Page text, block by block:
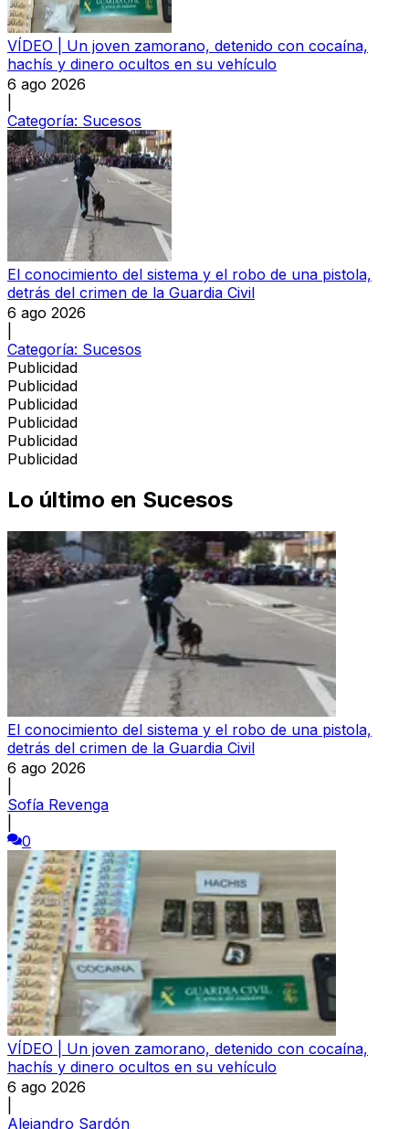
VÍDEO | Un joven zamorano, detenido con cocaína,
hachís y dinero ocultos en su vehículo
6 ago 2026
Categoría: Sucesos
El conocimiento del sistema y el robo de una pistola,
detrás del crimen de la Guardia Civil
6 ago 2026
Categoría: Sucesos
Publicidad
Publicidad
Publicidad
Publicidad
Publicidad
Publicidad
Lo último en Sucesos
El conocimiento del sistema y el robo de una pistola,
detrás del crimen de la Guardia Civil
6 ago 2026
Sofía Revenga
0
VÍDEO | Un joven zamorano, detenido con cocaína,
hachís y dinero ocultos en su vehículo
6 ago 2026
Alejandro Sardón